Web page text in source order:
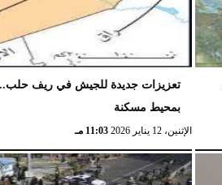
تعزيزات جديدة للجيش في ريف
بمحيط مسكنة
الإثنين، 12 يناير 2026 11:03 مـ